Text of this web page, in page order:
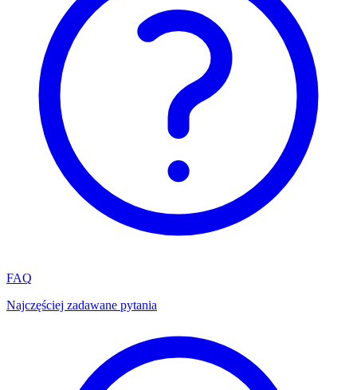
FAQ
Najczęściej zadawane pytania